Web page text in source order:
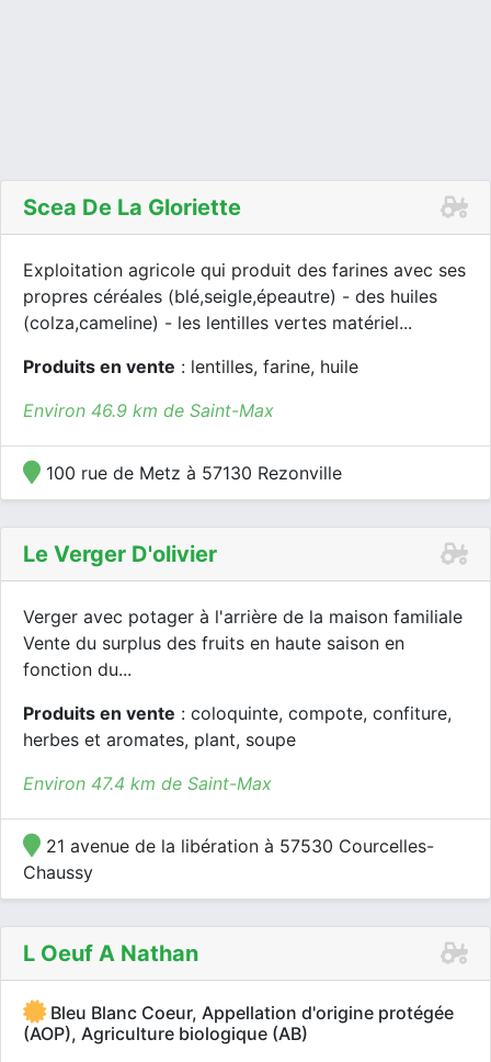
Scea De La Gloriette
Exploitation agricole qui produit des farines avec ses
propres céréales (blé,seigle,épeautre) - des huiles
(colza,cameline) - les lentilles vertes matériel...
Produits en vente : lentilles, farine, huile
Environ 46.9 km de Saint-Max
100 rue de Metz à 57130 Rezonville
Le Verger D'olivier
Verger avec potager à l'arrière de la maison familiale
Vente du surplus des fruits en haute saison en
fonction du...
Produits en vente : coloquinte, compote, confiture,
herbes et aromates, plant, soupe
Environ 47.4 km de Saint-Max
21 avenue de la libération à 57530 Courcelles-
Chaussy
L Oeuf A Nathan
Bleu Blanc Coeur, Appellation d'origine protégée
(AOP), Agriculture biologique (AB)